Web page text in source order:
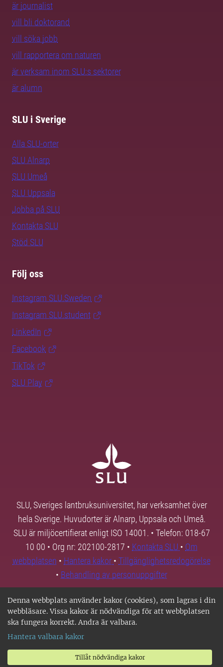
Denna webbplats använder kakor (cookies), som lagras i din
webbläsare. Vissa kakor är nödvändiga för att webbplatsen
ska fungera korrekt. Andra är valbara.
Hantera valbara kakor
Tillåt nödvändiga kakor
är journalist
vill bli doktorand
vill söka jobb
vill rapportera om naturen
är verksam inom SLU:s sektorer
är alumn
SLU i Sverige
Alla SLU-orter
SLU Alnarp
SLU Umeå
SLU Uppsala
Jobba på SLU
Kontakta SLU
Stöd SLU
Följ oss
Instagram SLU.Sweden
Instagram SLU.student
LinkedIn
Facebook
TikTok
SLU Play
SLU, Sveriges lantbruksuniversitet, har verksamhet över
hela Sverige. Huvudorter är Alnarp, Uppsala och Umeå.
SLU är miljöcertifierat enligt ISO 14001. • Telefon: 018-67
10 00 • Org nr: 202100-2817 • Kontakta SLU • Om
webbplatsen • Hantera kakor • Tillgänglighetsredogörelse
• Behandling av personuppgifter